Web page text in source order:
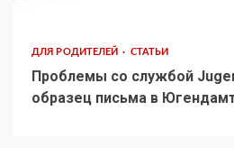
ДЛЯ РОДИТЕЛЕЙ СТАТЬИ
Проблемы со службой
образец письма в